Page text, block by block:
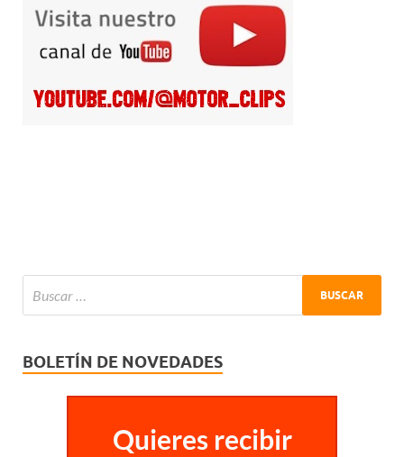
BOLETÍN DE NOVEDADES
Quieres recibir